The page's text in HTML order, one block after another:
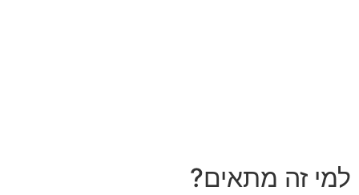
למי זה מתאים?